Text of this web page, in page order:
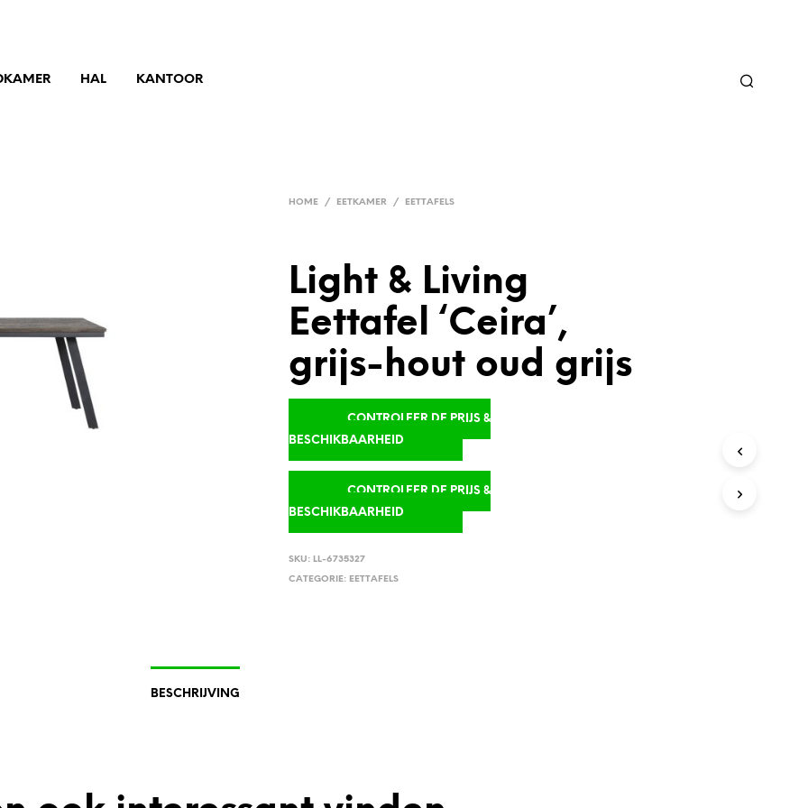
HAL KANTOOR
HOME / EETKAMER / EETTAFELS
Light & Living
Eettafel ‘Ceira’,
grijs-hout oud grijs
CONTROLEER DE PRIJS &
BESCHIKBAARHEID
CONTROLEER DE PRIJS &
BESCHIKBAARHEID
SKU: LL-6735327
CATEGORIE: EETTAFELS
BESCHRIJVING